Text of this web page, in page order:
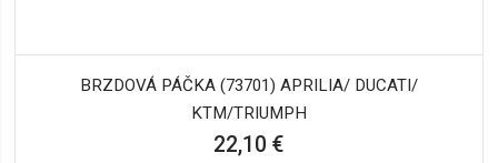
BRZDOVÁ PÁČKA (73701) APRILIA/ DUCATI/
KTM/TRIUMPH
22,10 €